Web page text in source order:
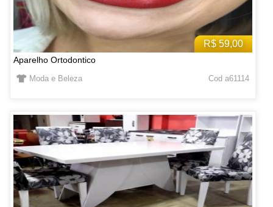
R$ 59,00
Aparelho Ortodontico
Moda e Beleza Cod a61114